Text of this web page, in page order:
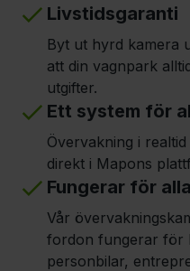
Livstidsgaranti
Byt ut hyrd kamera
att din vagnpark
utgifter.
Ett system för
Övervakning i
direkt i Mapons
Fungerar för
Vår
fordon fungerar för
personbilar,